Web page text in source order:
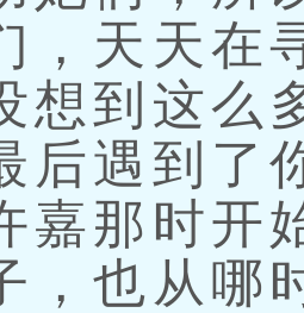
，天天在
想到这么
后遇到了
嘉那时开
，也从哪